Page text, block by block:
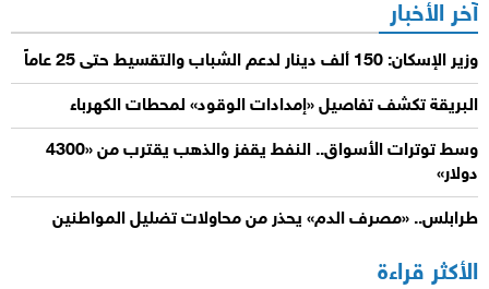
آخر الأخبار
وزير الإسكان: 150 ألف دينار لدعم الشباب والتقسيط حتى 25 عاماً
البريقة تكشف تفاصيل «إمدادات الوقود» لمحطات الكهرباء
وسط توترات الأسواق.. النفط يقفز والذهب يقترب من «4300
دولار»
طرابلس.. «مصرف الدم» يحذر من محاولات تضليل المواطنين
الأكثر قراءة